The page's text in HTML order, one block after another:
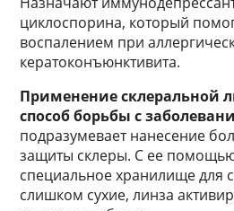
циклоспорина, который
воспалением при
кератоконъюнктивита.
Применение склеральной
способ борьбы с
подразумевает нанесение
защиты склеры. С ее помощью
специальное хранилище для
слишком сухие, линза